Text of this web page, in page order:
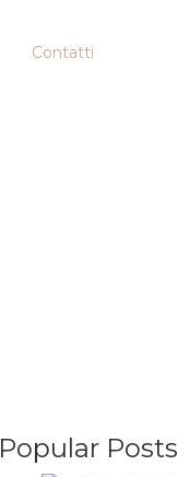
Contatti
Popular Posts